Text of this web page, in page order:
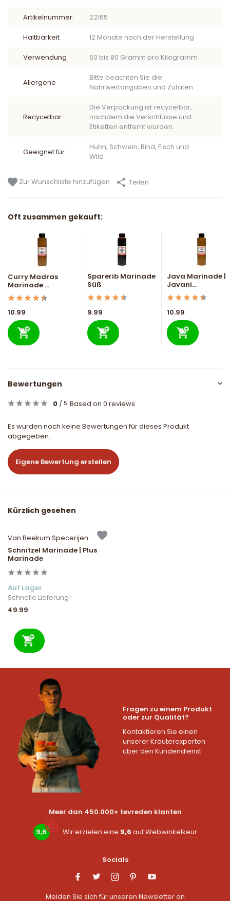
Artikelnummer: 22165
Haltbarkeit 12 Monate nach der Herstellung
Verwendung 60 bis 80 Gramm pro Kilogramm
Allergene
Bitte beachten Sie die
Nährwertangaben und Zutaten.
Recycelbar
Die Verpackung ist recycelbar,
nachdem die Verschlüsse und
Etiketten entfernt wurden.
Geeignet für
Huhn, Schwein, Rind, Fisch und
Wild
Zur Wunschliste hinzufügen Teilen
Oft zusammen gekauft:
Curry Madras
Marinade ...
10.99
Sparerib Marinade
Süß
9.99
Java Marinade |
Javani...
10.99
Bewertungen
0 / 5 Based on 0 reviews
Es wurden noch keine Bewertungen für dieses Produkt
abgegeben..
Eigene Bewertung erstellen
Kürzlich gesehen
Van Beekum Specerijen
Schnitzel Marinade | Plus
Marinade
Auf Lager
Schnelle Lieferung!
49.99
Fragen zu einem Produkt
oder zur Qualität?
Kontaktieren Sie einen
unserer Kräuterexperten
über den Kundendienst.
Meer dan 450.000+ tevreden klanten
9,6 Wir erzielen eine 9,6 aufWebwinkelkeur
Socials
Melden Sie sich für unseren Newsletter an